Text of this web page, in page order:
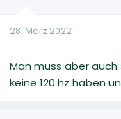
28. März 2022
Man muss aber
keine 120 hz haben